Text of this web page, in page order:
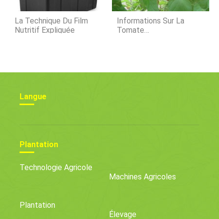
La Technique Du Film
Nutritif Expliquée
Informations Sur La
Tomate
Langue
Plantation
Technologie Agricole
Machines Agricoles
Plantation
Élevage